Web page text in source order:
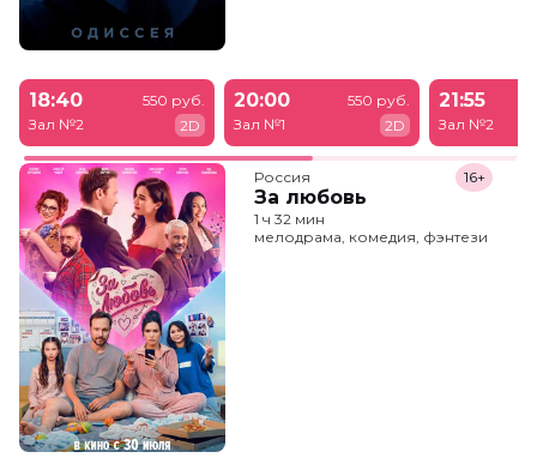
18:40
Зал №2
550 руб.
2D
20:00
Зал №1
550 руб.
2D
21:55
Зал №2
Россия
За любовь
16+
1 ч 32 мин
мелодрама, комедия, фэнтези